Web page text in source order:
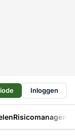
Inloggen